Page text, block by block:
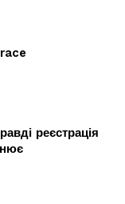
реєстрація